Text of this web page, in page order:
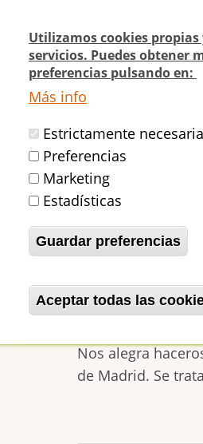
Utilizamos cookies
servicios. Puedes obtener
preferencias pulsando en:
Más info
Estrictamente
Preferencias
Marketing
Estadísticas
Guardar preferencias
Aceptar todas las
Revocar consentimiento
contenido
principal
Actualidad
Inicio NUEVA
NUEVA
"Dígame"
betijaimadrid
Nos alegra
de Madrid. Se